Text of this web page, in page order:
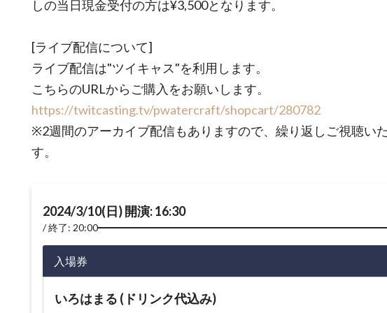
しの当日現金受付の方は¥3,500となります。
[ライブ配信について]
ライブ配信は"ツイキャス"を利用します。
こちらのURLからご購入をお願いします。
https://twitcasting.tv/pwatercraft/shopcart/280782
※2週間のアーカイブ配信もありますので、繰り返しご視聴い
す。
2024/3/10(日) 開演: 16:30
終了: 20:00
入場券
いろはまる (ドリンク代込み)